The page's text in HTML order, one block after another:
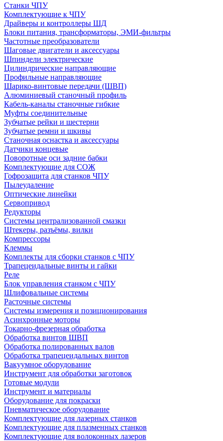
Станки ЧПУ
Комплектующие к ЧПУ
Драйверы и контроллеры ШД
Блоки питания, трансформаторы, ЭМИ-фильтры
Частотные преобразователи
Шаговые двигатели и аксессуары
Шпиндели электрические
Цилиндрические направляющие
Профильные направляющие
Шарико-винтовые передачи (ШВП)
Алюминиевый станочный профиль
Кабель-каналы станочные гибкие
Муфты соединительные
Зубчатые рейки и шестерни
Зубчатые ремни и шкивы
Станочная оснастка и аксессуары
Датчики концевые
Поворотные оси задние бабки
Комплектующие для СОЖ
Гофрозащита для станков ЧПУ
Пылеудаление
Оптические линейки
Сервопривод
Редукторы
Системы централизованной смазки
Штекеры, разъёмы, вилки
Компрессоры
Клеммы
Комплекты для сборки станков с ЧПУ
Трапецеидальные винты и гайки
Реле
Блок управления станком с ЧПУ
Шлифовальные системы
Расточные системы
Системы измерения и позиционирования
Асинхронные моторы
Токарно-фрезерная обработка
Обработка винтов ШВП
Обработка полированных валов
Обработка трапецеидальных винтов
Вакуумное оборудование
Инструмент для обработки заготовок
Готовые модули
Инструмент и материалы
Оборудование для покраски
Пневматическое оборудование
Комплектующие для лазерных станков
Комплектующие для плазменных станков
Комплектующие для волоконных лазеров